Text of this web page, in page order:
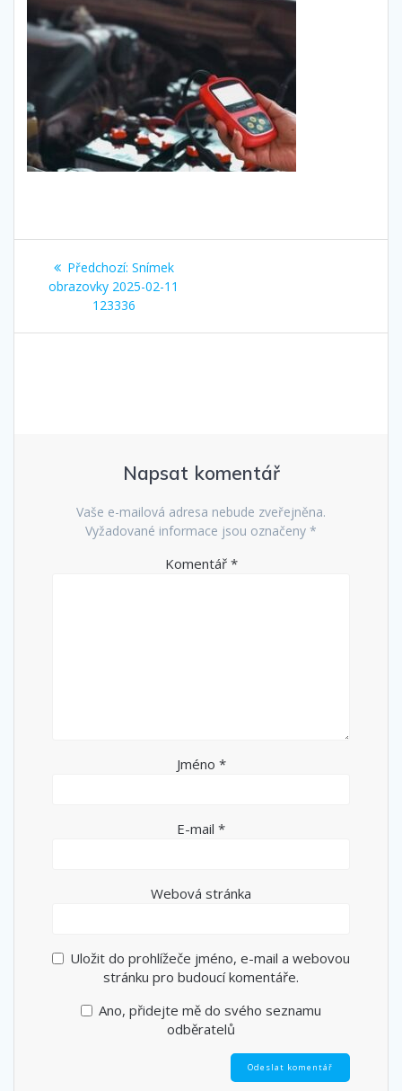
Navigace
pro
příspěvek
Předchozí: Předchozí
příspěvek:
Snímek
obrazovky 2025-02-11
123336
Napsat komentář
Vaše e-mailová adresa nebude zveřejněna.
Vyžadované informace jsou označeny *
Komentář *
Jméno *
E-mail *
Webová stránka
Uložit do prohlížeče jméno, e-mail a webovou
stránku pro budoucí komentáře.
Ano, přidejte mě do svého seznamu
odběratelů